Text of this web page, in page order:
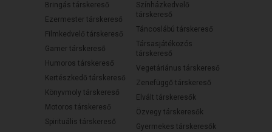
Bringás társkereső
Ezermester társkereső
Filmkedvelő társkereső
Gamer társkereső
Humoros társkereső
Kertészkedő társkereső
Könyvmoly társkereső
Motoros társkereső
Spirituális társkereső
Színházkedvelő
társkereső
Táncoslábú társkereső
Társasjátékozós
társkereső
Vegetáriánus társkereső
Zenefüggő társkereső
Elvált társkeresők
Özvegy társkeresők
Gyermekes társkeresők